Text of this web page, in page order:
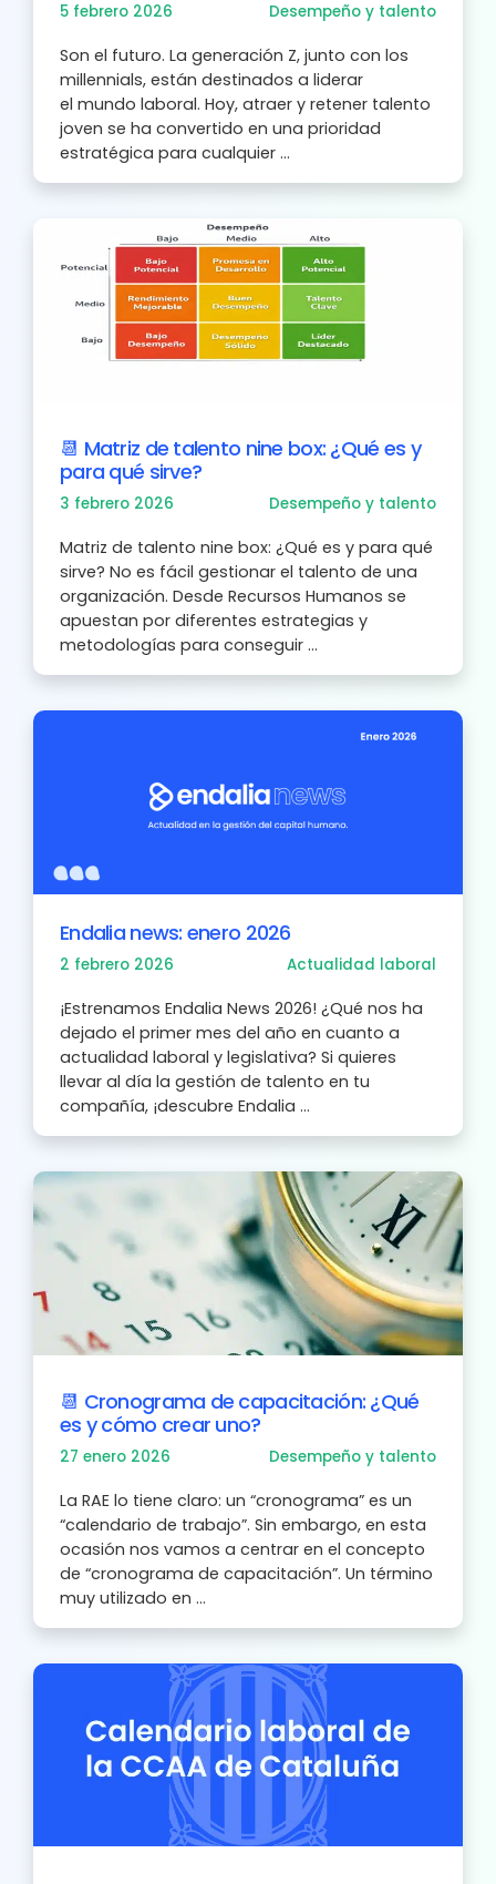
5 febrero 2026 Desempeño y talento
Son el futuro. La generación Z, junto con los
millennials, están destinados a liderar
el mundo laboral. Hoy, atraer y retener talento
joven se ha convertido en una prioridad
estratégica para cualquier ...
📆 Matriz de talento nine box: ¿Qué es y
para qué sirve?
3 febrero 2026 Desempeño y talento
Matriz de talento nine box: ¿Qué es y para qué
sirve? No es fácil gestionar el talento de una
organización. Desde Recursos Humanos se
apuestan por diferentes estrategias y
metodologías para conseguir ...
Endalia news: enero 2026
2 febrero 2026 Actualidad laboral
¡Estrenamos Endalia News 2026! ¿Qué nos ha
dejado el primer mes del año en cuanto a
actualidad laboral y legislativa? Si quieres
llevar al día la gestión de talento en tu
compañía, ¡descubre Endalia ...
📆 Cronograma de capacitación: ¿Qué
es y cómo crear uno?
27 enero 2026 Desempeño y talento
La RAE lo tiene claro: un “cronograma” es un
“calendario de trabajo”. Sin embargo, en esta
ocasión nos vamos a centrar en el concepto
de “cronograma de capacitación”. Un término
muy utilizado en ...